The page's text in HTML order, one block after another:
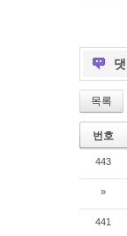
목록
번호
443
»
441